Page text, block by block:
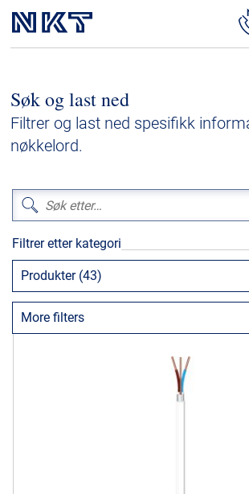
Høyspenningskabelløsninger
Kabelservice
Lavspenning
Høyspenningskabeltilbehør
Mellomspenningskabeltilbehør
Referanser
Nedlastinger
Presse og arrangementer
Søk og last ned
Filtrer og last ned spesifikk
nøkkelord.
Filtrer etter kategori
Produkter (43)
More filters